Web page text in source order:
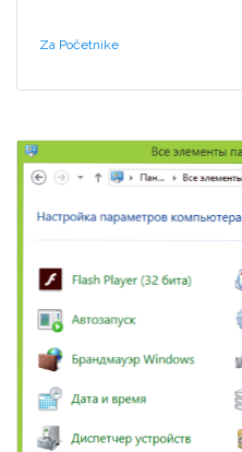
Za Početnike